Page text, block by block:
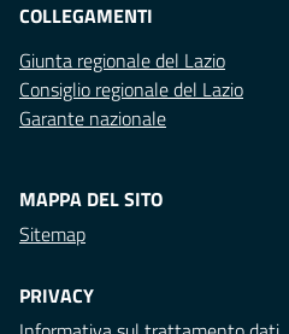
COLLEGAMENTI
Giunta regionale del Lazio
Consiglio regionale del Lazio
Garante nazionale
MAPPA DEL SITO
Sitemap
PRIVACY